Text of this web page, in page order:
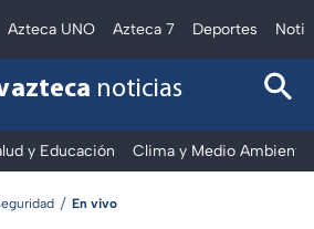
Azteca UNO Azteca 7 Deportes
azteca noticias
y Educación Clima y Medio Ambiente
En vivo